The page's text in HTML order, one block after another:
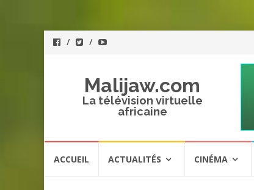
Malijaw.com
La télévision virtuelle
africaine
ACCUEIL ACTUALITÉS CINÉMA